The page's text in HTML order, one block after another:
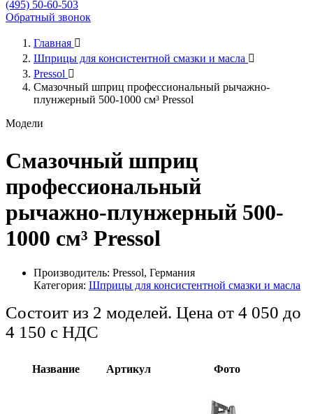
(495) 50-60-503
Обратный звонок
Главная 
Шприцы для консистентной смазки и масла 
Pressol 
Смазочный шприц профессиональный рычажно-
плунжерный 500-1000 см³ Pressol
Модели
Смазочный шприц
профессиональный
рычажно-плунжерный 500-
1000 см³ Pressol
Производитель: Pressol, Германия
Категория: Шприцы для консистентной смазки и масла
Состоит из 2 моделей. Цена от 4 050 до
4 150 с НДС
Название Артикул Фото